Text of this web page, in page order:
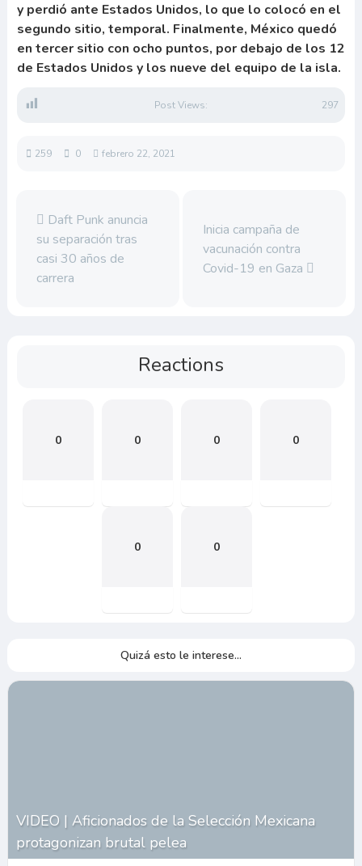
y perdió ante Estados Unidos, lo que lo colocó en el
segundo sitio, temporal. Finalmente, México quedó
en tercer sitio con ocho puntos, por debajo de los 12
de Estados Unidos y los nueve del equipo de la isla.
Post Views: 297
259 0 febrero 22, 2021
Daft Punk anuncia
su separación tras
casi 30 años de
carrera
Inicia campaña de
vacunación contra
Covid-19 en Gaza
Reactions
0 0 0 0
0 0
Quizá esto le interese...
VIDEO | Aficionados de la Selección Mexicana
protagonizan brutal pelea